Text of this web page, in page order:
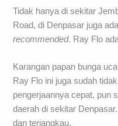
Tidak hanya di sekitar
Road, di Denpasar juga
recommended. Ray Flo
Karangan papan bunga
Ray Flo ini juga sudah
pengerjaannya cepat, pun
daerah di sekitar
dan terjangkau.